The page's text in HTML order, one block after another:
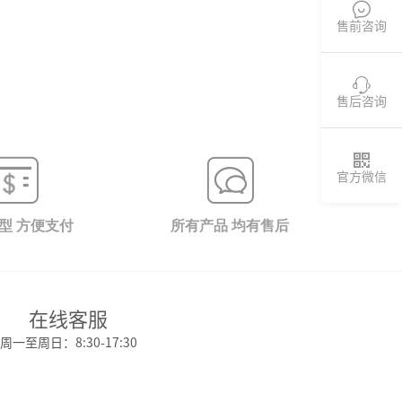

售前咨询

售后咨询

官方微信
方便支付 所有产品 均有售后
在线客服
周一至周日：8:30-17:30